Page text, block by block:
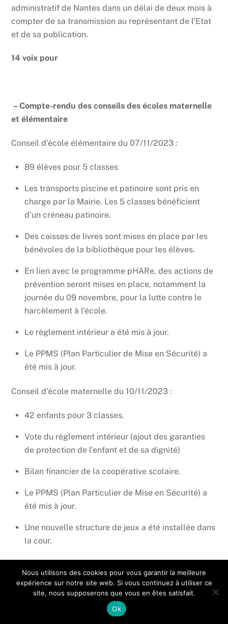
administratif de Nantes dans un délai de deux mois à
compter de sa transmission au représentant de l’Etat
et de sa publication.
14 voix pour
– Compte-rendu des conseils des écoles maternelle
et élémentaire
Conseil d’école élémentaire du 07/11/2023 :
89 élèves pour 5 classes
Les transports piscine et patinoire sont pris en
charge par la Mairie. Les 5 classes bénéficient
d’un créneau patinoire.
Des caisses de livres sont mises en place par les
bénévoles de la bibliothèque pour les élèves.
En lien avec le programme pHARe, des actions de
prévention seront mises en place, notamment la
journée du 09 novembre, pour la lutte contre le
harcèlement à l’école.
Le règlement intérieur a été mis à jour.
Le PPMS (Plan Particulier de Mise en Sécurité) a
été mis à jour.
Conseil d’école maternelle du 10/11/2023 :
42 enfants pour 3 classes.
Vote du règlement intérieur (ajout des garanties
de protection de l’enfant et de sa dignité)
Bilan financier de la coopérative scolaire.
Le PPMS (Plan Particulier de Mise en Sécurité) a
été mis à jour.
Une nouvelle structure de jeux a été installée dans
la cour.
– Biens soumis à droit de préemption
35 rue de la Croix de Romont, Christine GUIDAT vend
Nous utilisons des cookies pour vous garantir la meilleure
expérience sur notre site web. Si vous continuez à utiliser ce
site, nous supposerons que vous en êtes satisfait.
Ok